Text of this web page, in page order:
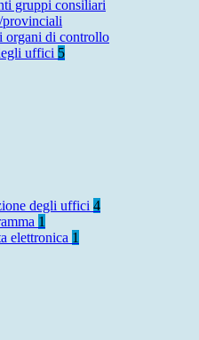
gruppi consiliari
organi di controllo
uffici 5
degli uffici 4
1
elettronica 1